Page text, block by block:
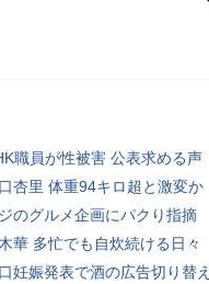
職員が性被害 公表求める声
杏里 体重94キロ超と激変か
のグルメ企画にパクり指摘
華 多忙でも自炊続ける日々
妊娠発表で酒の広告切り替え